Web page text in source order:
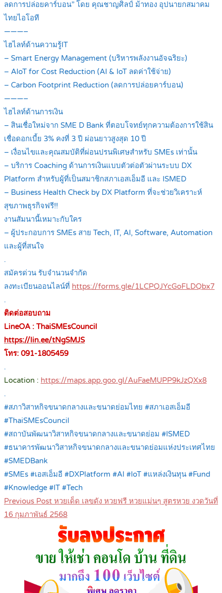
ลดการปล่อยคาร์บอน” โดย คุณชาญศิลป์ ม้าทอง อุปนายกสมาคม
ไทยไอโอที
———–
ไฮไลท์ด้านความรู้IT
– Smart Energy Management (บริหารพลังงานอัจฉริยะ)
– AIoT for Cost Reduction (AI & IoT ลดค่าใช้จ่าย)
– Carbon Footprint Reduction (ลดการปล่อยคาร์บอน)
———–
ไฮไลท์ด้านการเงิน
– สินเชื่อใหม่จาก SME D Bank ที่ตอบโจทย์ทุกความต้องการใช้สิน
เชื่อดอกเบี้ย 3% คงที่ 3 ปี ผ่อนยาวสูงสุด 10 ปี
– เงื่อนไขและคุณสมบัติที่ผ่อนปรนพิเศษสำหรับ SMEs เท่านั้น
– บริการ Coaching ด้านการเงินแบบตัวต่อตัวผ่านระบบ DX
Platform สำหรับผู้ที่เป็นสมาชิกสภาเอสเอ็มอี และ ISMED
– Business Health Check by DX Platform ที่จะช่วยวิเคราะห์
สุขภาพธุรกิจฟรี!!
งานสัมนานี้เหมาะกับใคร
– ผู้ประกอบการ SMEs สาย Tech, IT, AI, Software, Automation
และผู้ที่สนใจ
.
สมัครด่วน รับจำนวนจำกัด
ลงทะเบียนออนไลน์ที่ https://forms.gle/1LCPQJYcGoFLDQbx7
.
ติดต่อสอบถาม
LineOA : ThaiSMEsCouncil
https://lin.ee/tNgSMJS
โทร: 091-1805459
.
Location : https://maps.app.goo.gl/AuFaeMUPP9kJzQXx8
.
#สภาวิสาหกิจขนาดกลางและขนาดย่อมไทย #สภาเอสเอ็มอี
#ThaiSMEsCouncil
#สถาบันพัฒนาวิสาหกิจขนาดกลางและขนาดย่อม #ISMED
#ธนาคารพัฒนาวิสาหกิจขนาดกลางและขนาดย่อมแห่งประเทศไทย
#SMEDBank
#SMEs #เอสเอ็มอี #DXPlatform #AI #IoT #แหล่งเงินทุน #Fund
#Knowledge #IT #Tech
Post
navigation
Previous Post หวยเด็ด เลขดัง หวยฟรี หวยแม่นๆ สูตรหวย งวดวันที่
16 กุมภาพันธ์ 2568